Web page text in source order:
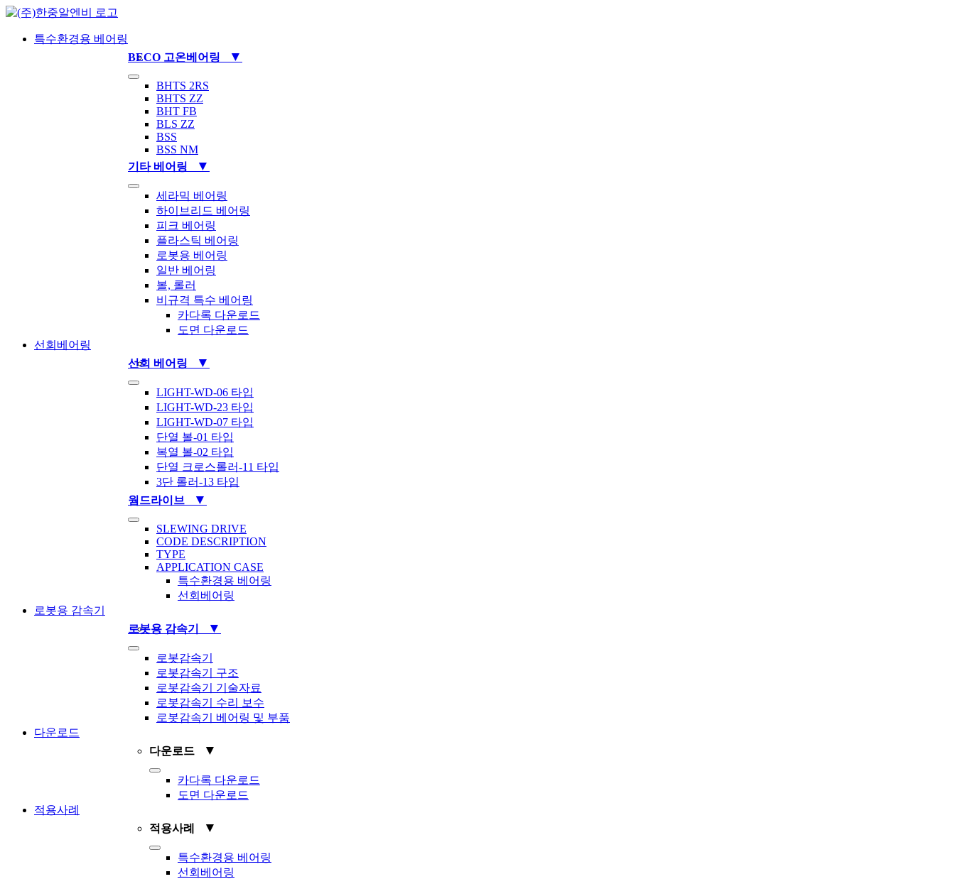
Skip
content특수환경용 베어링
BECO 고온베어링
▼
Toggle
Navigation
BHTS 2RS
BHTS ZZ
BHT FB
BLS ZZ
BSS
BSS NM
기타 베어링
▼
Toggle
Navigation세라믹 베어링
하이브리드 베어링
피크 베어링
플라스틱 베어링
로봇용 베어링
일반 베어링
볼, 롤러
비규격 특수 베어링
카다록 다운로드
도면 다운로드
선회베어링
선회 베어링
▼
Toggle
NavigationLIGHT-WD-06 타입
LIGHT-WD-23 타입
LIGHT-WD-07 타입
단열 볼-01 타입
복열 볼-02 타입
단열 크로스롤러-11 타입
3단 롤러-13 타입
웜드라이브
▼
Toggle
Navigation
SLEWING DRIVE
CODE DESCRIPTION
TYPE
APPLICATION CASE
특수환경용 베어링
선회베어링
로봇용 감속기
로봇용 감속기
▼
Toggle
Navigation로봇감속기
로봇감속기 구조
로봇감속기 기술자료
로봇감속기 수리 보수
로봇감속기 베어링 및 부품
다운로드
다운로드
▼
Toggle
Navigation카다록 다운로드
도면 다운로드
적용사례
적용사례
▼
Toggle
Navigation특수환경용 베어링
선회베어링